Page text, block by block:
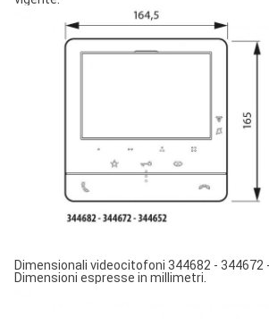
Dimensionali videocitofoni 344682 - 344672
Dimensioni espresse in millimetri.